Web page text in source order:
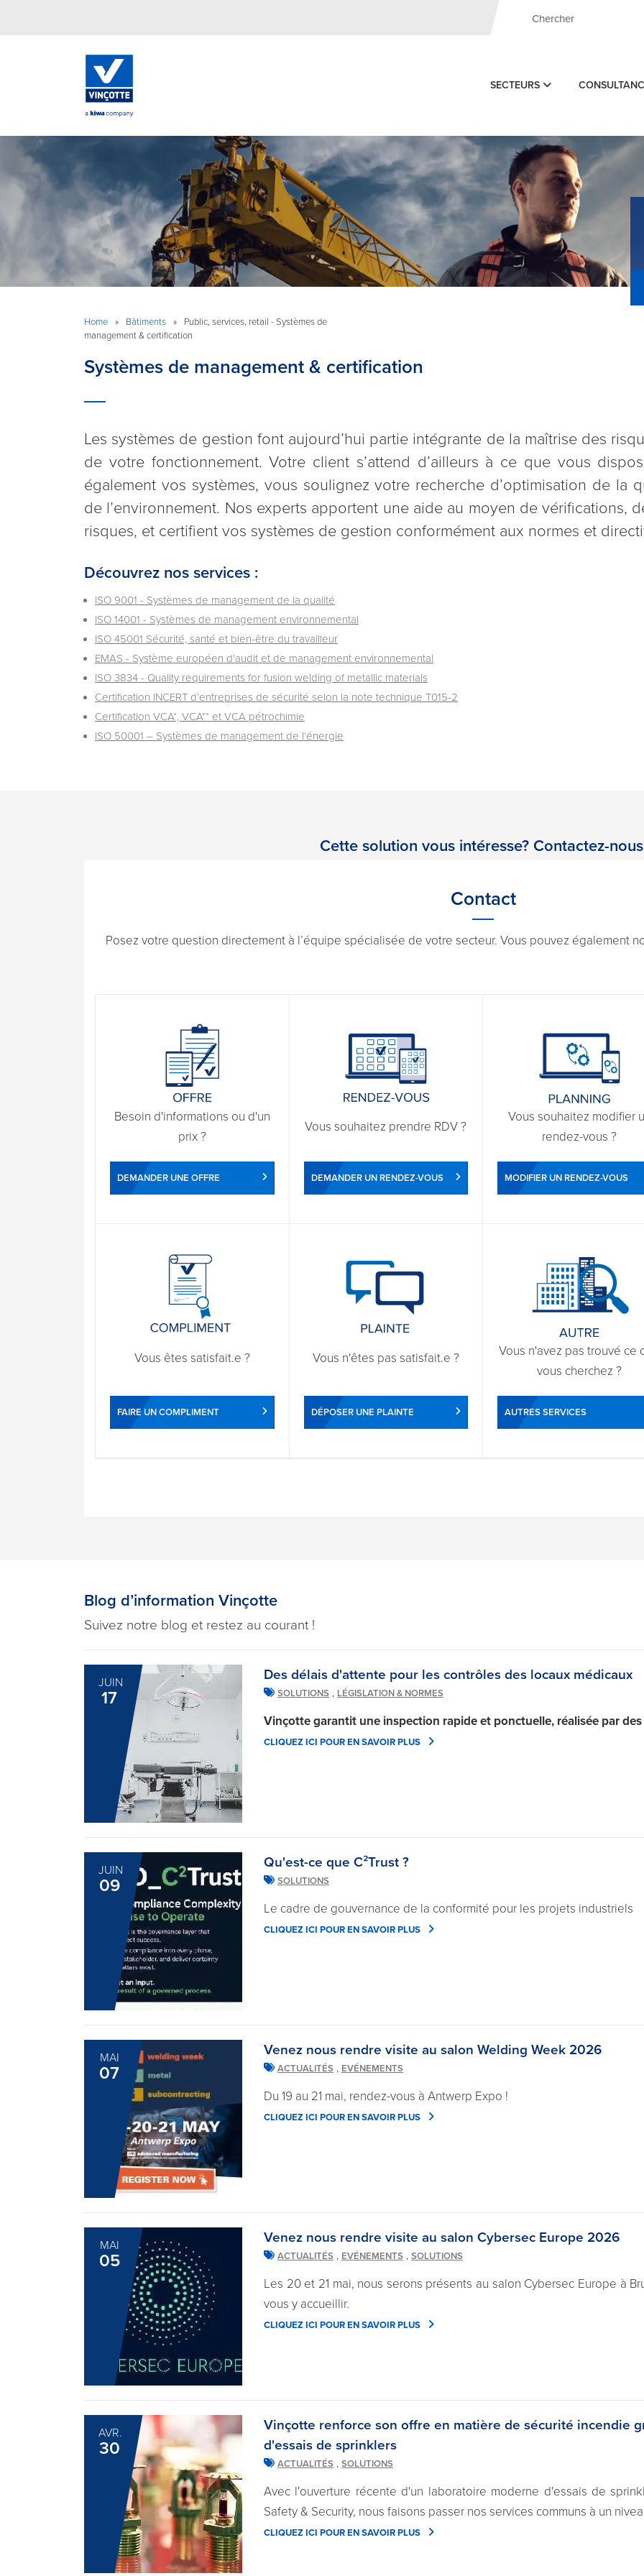
SECTEURS
Home » Bâtiments »
Public, services, retail - Systèmes de
management & certification
Systèmes de management & certification
Les systèmes de gestion font aujourd’hui partie intégrante de la maîtrise des
de votre fonctionnement. Votre client s’attend d’ailleurs à ce que vous
également vos systèmes, vous soulignez votre recherche d’optimisation de la
de l’environnement. Nos experts apportent une aide au moyen de vérifications,
risques, et certifient vos systèmes de gestion conformément aux normes et
Découvrez nos services :
ISO 9001 - Systèmes de management de la qualité
ISO 14001 - Systèmes de management environnemental
ISO 45001 Sécurité, santé et bien-être du travailleur
EMAS - Système européen d'audit et de management environnemental
ISO 3834 - Quality requirements for fusion welding of metallic materials
Certification INCERT d’entreprises de sécurité selon la note technique T015-2
Certification VCA*, VCA** et VCA pétrochimie
ISO 50001 – Systèmes de management de l’énergie
Cette solution vous intéresse? Contactez-
Contact
Posez votre question directement à l’équipe spécialisée de votre secteur. Vous pouvez également
Besoin d'informations ou d'un
prix ?
DEMANDER UNE OFFRE
Vous souhaitez prendre RDV ?
DEMANDER UN RENDEZ-VOUS
Vous souhaitez modifier
rendez-vous ?
MODIFIER UN RENDEZ-VOUS
Vous êtes satisfait.e ?
FAIRE UN COMPLIMENT
Vous n'êtes pas satisfait.e ?
DÉPOSER UNE PLAINTE
Vous n'avez pas trouvé ce
vous cherchez ?
AUTRES SERVICES
Blog d’information Vinçotte
Suivez notre blog et restez au courant !
JUIN
17
Des délais d'attente pour les contrôles des locaux médicaux
SOLUTIONS , LÉGISLATION & NORMES
Vinçotte garantit une inspection rapide et ponctuelle, réalisée par
CLIQUEZ ICI POUR EN SAVOIR PLUS
JUIN
09
Qu'est-ce que C²Trust ?
SOLUTIONS
Le cadre de gouvernance de la conformité pour les projets industriels
CLIQUEZ ICI POUR EN SAVOIR PLUS
MAI
07
Venez nous rendre visite au salon Welding Week 2026
ACTUALITÉS , EVÉNEMENTS
Du 19 au 21 mai, rendez-vous à Antwerp Expo !
CLIQUEZ ICI POUR EN SAVOIR PLUS
MAI
05
Venez nous rendre visite au salon Cybersec Europe 2026
ACTUALITÉS , EVÉNEMENTS , SOLUTIONS
Les 20 et 21 mai, nous serons présents au salon Cybersec Europe à
vous y accueillir.
CLIQUEZ ICI POUR EN SAVOIR PLUS
AVR.
30
Vinçotte renforce son offre en matière de sécurité incendie
d'essais de sprinklers
ACTUALITÉS , SOLUTIONS
Avec l'ouverture récente d'un laboratoire moderne d'essais de
Safety & Security, nous faisons passer nos services communs à un
CLIQUEZ ICI POUR EN SAVOIR PLUS